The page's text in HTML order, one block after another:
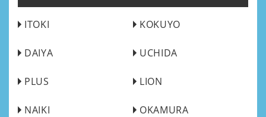
ITOKI KOKUYO
DAIYA UCHIDA
PLUS LION
NAIKI OKAMURA